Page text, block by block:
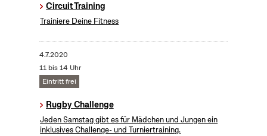
Circuit Training
Trainiere Deine Fitness
4.7.2020
11 bis 14 Uhr
Eintritt frei
Rugby Challenge
Jeden Samstag gibt es für Mädchen und Jungen ein
inklusives Challenge- und Turniertraining.